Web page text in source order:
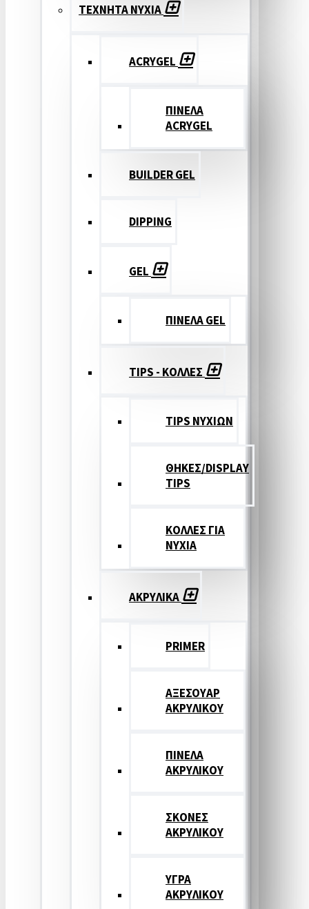
ΤΕΧΝΗΤΑ ΝΥΧΙΑ
ACRYGEL
ΠΙΝΕΛΑ
ACRYGEL
BUILDER GEL
DIPPING
GEL
ΠΙΝΕΛΑ GEL
TIPS - ΚΟΛΛΕΣ
TIPS ΝΥΧΙΩΝ
ΘΗΚΕΣ/DISPLAY
TIPS
ΚΟΛΛΕΣ ΓΙΑ
ΝΥΧΙΑ
ΑΚΡΥΛΙΚΑ
PRIMER
ΑΞΕΣΟΥΑΡ
ΑΚΡΥΛΙΚΟΥ
ΠΙΝΕΛΑ
ΑΚΡΥΛΙΚΟΥ
ΣΚΟΝΕΣ
ΑΚΡΥΛΙΚΟΥ
ΥΓΡΑ
ΑΚΡΥΛΙΚΟΥ